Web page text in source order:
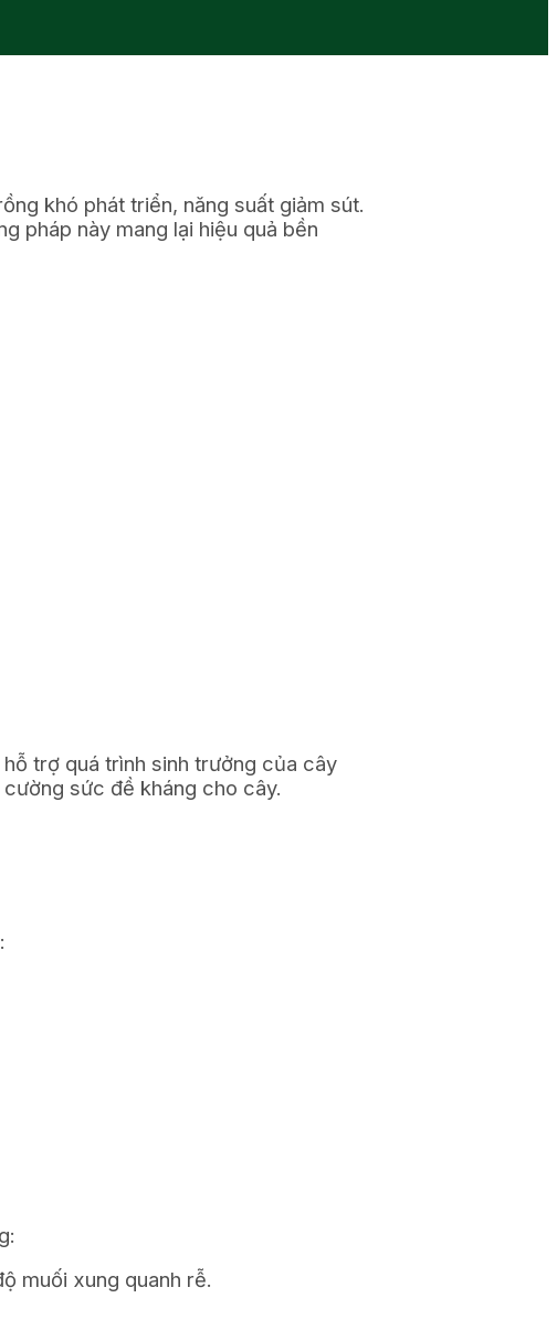
khó phát triển, năng suất giảm sút.
pháp này mang lại hiệu quả bền
trợ quá trình sinh trưởng của cây
sức đề kháng cho cây.
muối xung quanh rễ.